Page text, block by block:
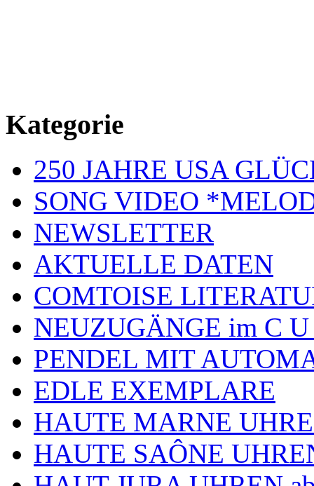
Kategorie
250 JAHRE USA
SONG VIDEO
NEWSLETTER
AKTUELLE DATEN
COMTOISE
NEUZUGÄNGE im C
PENDEL MIT
EDLE EXEMPLARE
HAUTE MARNE
HAUTE SAÔNE